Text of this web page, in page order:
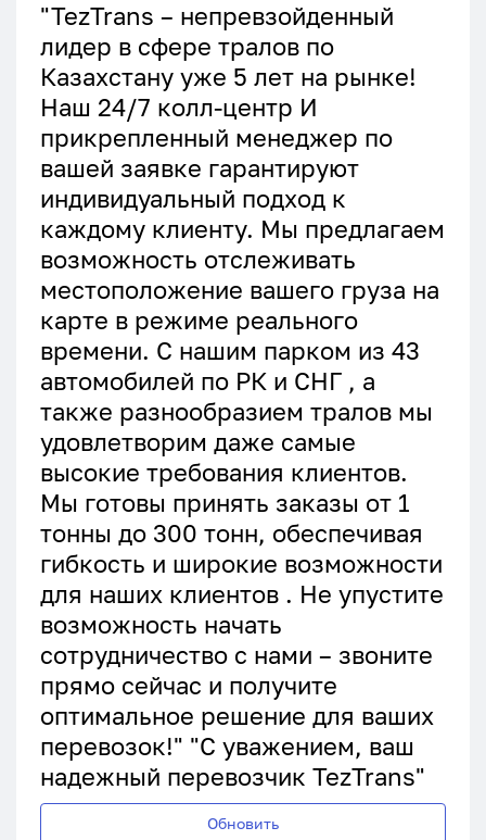
"ТеzTrans – непревзойденный
лидер в сфере тралов по
Казахстану уже 5 лет на рынке!
Наш 24/7 колл-центр И
прикрепленный менеджер по
вашей заявке гарантируют
индивидуальный подход к
каждому клиенту. Мы предлагаем
возможность отслеживать
местоположение вашего груза на
карте в режиме реального
времени. С нашим парком из 43
автомобилей по РК и СНГ , а
также разнообразием тралов мы
удовлетворим даже самые
высокие требования клиентов.
Мы готовы принять заказы от 1
тонны до 300 тонн, обеспечивая
гибкость и широкие возможности
для наших клиентов . Не упустите
возможность начать
сотрудничество с нами – звоните
прямо сейчас и получите
оптимальное решение для ваших
перевозок!" "С уважением, ваш
надежный перевозчик TezTrans"
Обновить